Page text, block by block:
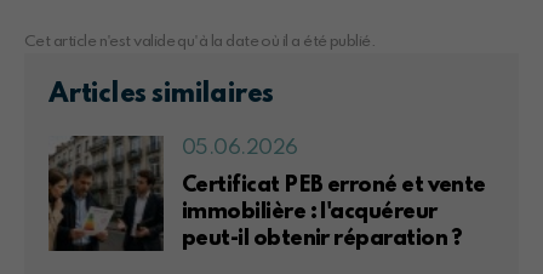
Cet article n'est valide qu'à la date où il a été publié.
Articles similaires
05.06.2026
Certificat PEB erroné et vente
immobilière : l'acquéreur
peut-il obtenir réparation ?